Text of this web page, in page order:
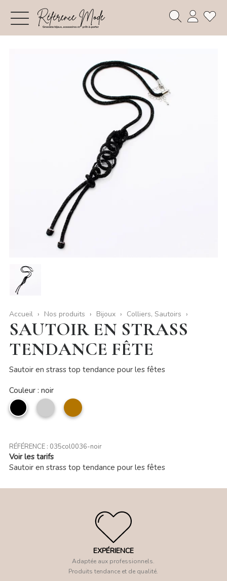
Accueil Nos produits Bijoux Colliers, Sautoirs
SAUTOIR EN STRASS
TENDANCE FÊTE
Sautoir en strass top tendance pour les fêtes
Couleur : noir
noir Argent Bronze
RÉFÉRENCE : 035col0036-noir
Voir les tarifs
Sautoir en strass top tendance pour les fêtes
EXPÉRIENCE
Adaptée aux professionnels.
Produits tendance et de qualité.